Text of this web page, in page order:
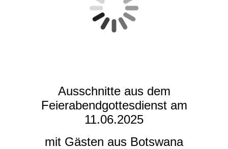
Ausschnitte aus dem
Feierabendgottesdienst am
11.06.2025
mit Gästen aus Botswana